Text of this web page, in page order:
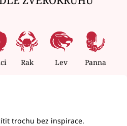
Rak Lev Panna
trochu bez inspirace.